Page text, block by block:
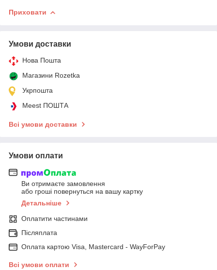
Приховати
Умови доставки
Нова Пошта
Магазини Rozetka
Укрпошта
Meest ПОШТА
Всі умови доставки
Умови оплати
Ви отримаєте замовлення
або гроші повернуться на вашу картку
Детальніше
Оплатити частинами
Післяплата
Оплата картою Visa, Mastercard - WayForPay
Всі умови оплати